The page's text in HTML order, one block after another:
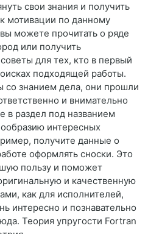
свои знания и получить
мотивации по данному
можете прочитать о ряде
или получить
для тех, кто в первый
подходящей работы.
со знанием дела, они прошли
и внимательно
в раздел под названием
интересных
получите данные о
оформлять сноски. Это
пользу и поможет
и качественную
как для исполнителей,
интересно и познавательно
Теория упругости Fortran